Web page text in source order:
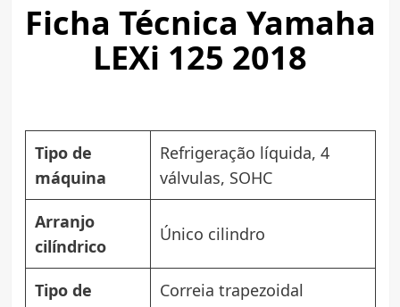
Ficha Técnica Yamaha
LEXi 125 2018
Tipo de
máquina
Refrigeração líquida, 4
válvulas, SOHC
Arranjo
cilíndrico
Único cilindro
Tipo de
Correia trapezoidal